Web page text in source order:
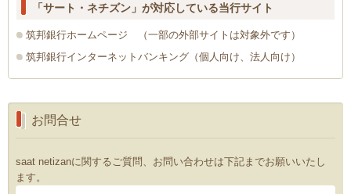
「サート・ネチズン」が対応している当行サイト
筑邦銀行ホームページ （一部の外部サイトは対象外です）
筑邦銀行インターネットバンキング（個人向け、法人向け）
お問合せ
saat netizanに関するご質問、お問い合わせは下記までお願いいたし
ます。